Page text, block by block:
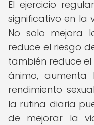
El ejercicio
significativo en la
No solo mejora
reduce el riesgo
también reduce
ánimo, aumenta
rendimiento
la rutina diaria
de mejorar la